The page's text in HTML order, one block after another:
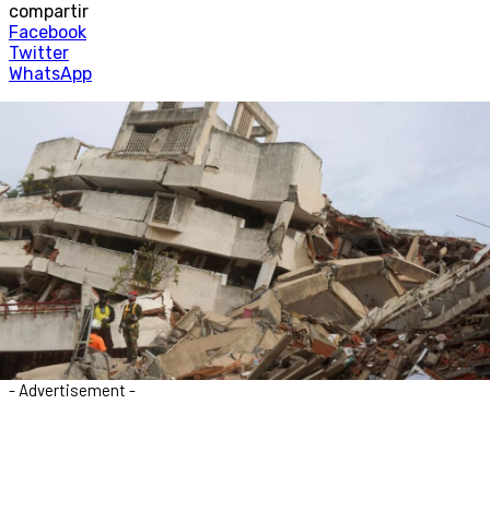
compartir
Facebook
Twitter
WhatsApp
- Advertisement -